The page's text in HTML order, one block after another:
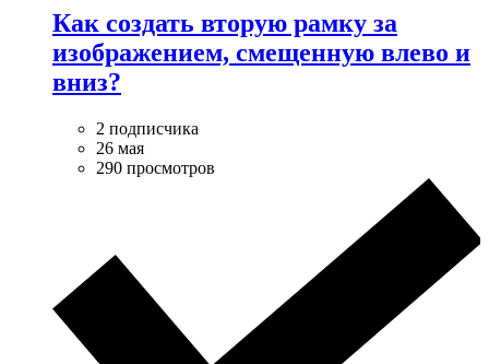
Как создать вторую рамку за
изображением, смещенную влево и
вниз?
2 подписчика
26 мая
290 просмотров